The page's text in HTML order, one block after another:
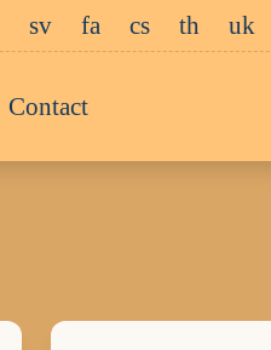
sv fa cs th uk
Contact